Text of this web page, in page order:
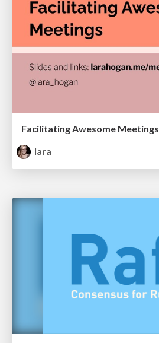
Facilitating Awesome Meetings
lara